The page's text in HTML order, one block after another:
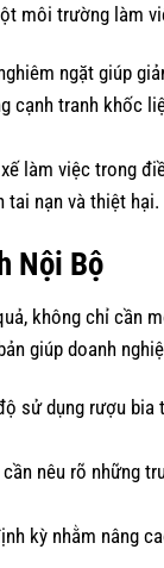
môi trường làm
ngặt giúp
tranh khốc
làm việc trong
tai nạn và thiệt hại.
Nội Bộ
không chỉ cần
giúp doanh
sử dụng rượu
nêu rõ những
kỳ nhằm nâng